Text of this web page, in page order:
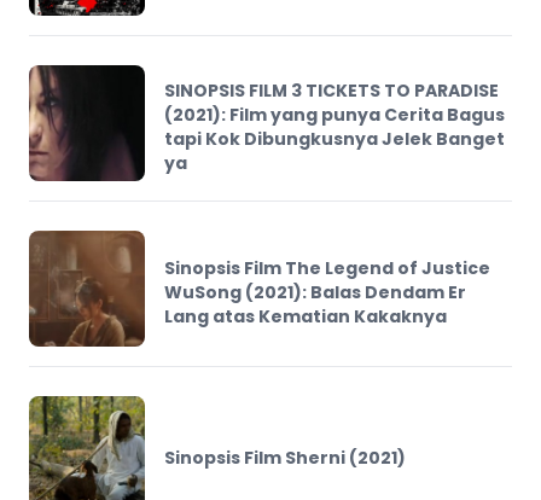
SINOPSIS FILM 3 TICKETS TO PARADISE
(2021): Film yang punya Cerita Bagus
tapi Kok Dibungkusnya Jelek Banget
ya
Sinopsis Film The Legend of Justice
WuSong (2021): Balas Dendam Er
Lang atas Kematian Kakaknya
Sinopsis Film Sherni (2021)